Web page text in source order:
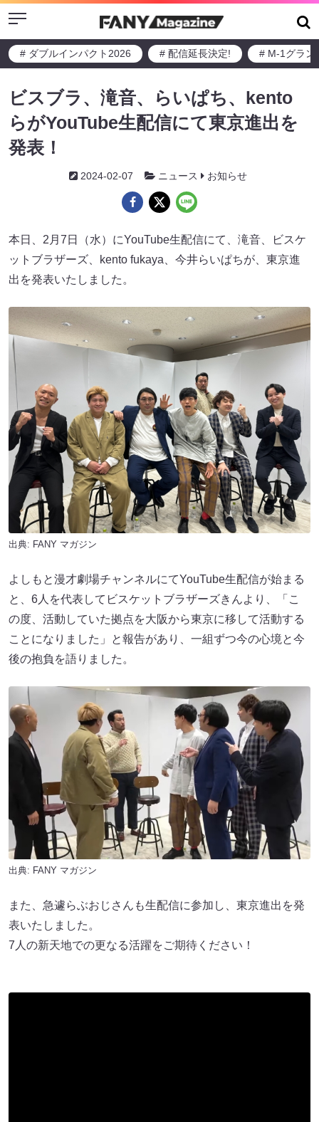
Menu
# ダブルインパクト2026 # 配信延長決定! # M-1グラン
ビスブラ、滝音、らいぱち、kento
らがYouTube生配信にて東京進出を
発表！
2024-02-07 ニュース お知らせ
本日、2月7日（水）にYouTube生配信にて、滝音、ビスケ
ットブラザーズ、kento fukaya、今井らいぱちが、東京進
出を発表いたしました。
出典: FANY マガジン
よしもと漫才劇場チャンネルにてYouTube生配信が始まる
と、6人を代表してビスケットブラザーズきんより、「こ
の度、活動していた拠点を大阪から東京に移して活動する
ことになりました」と報告があり、一組ずつ今の心境と今
後の抱負を語りました。
出典: FANY マガジン
また、急遽らぶおじさんも生配信に参加し、東京進出を発
表いたしました。
7人の新天地での更なる活躍をご期待ください！